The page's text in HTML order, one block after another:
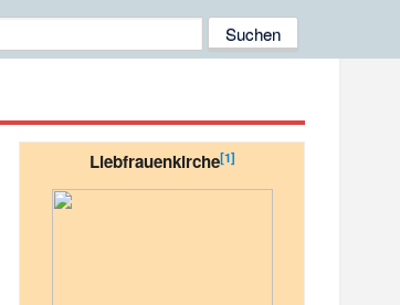
Liebfrauenkirche[1]